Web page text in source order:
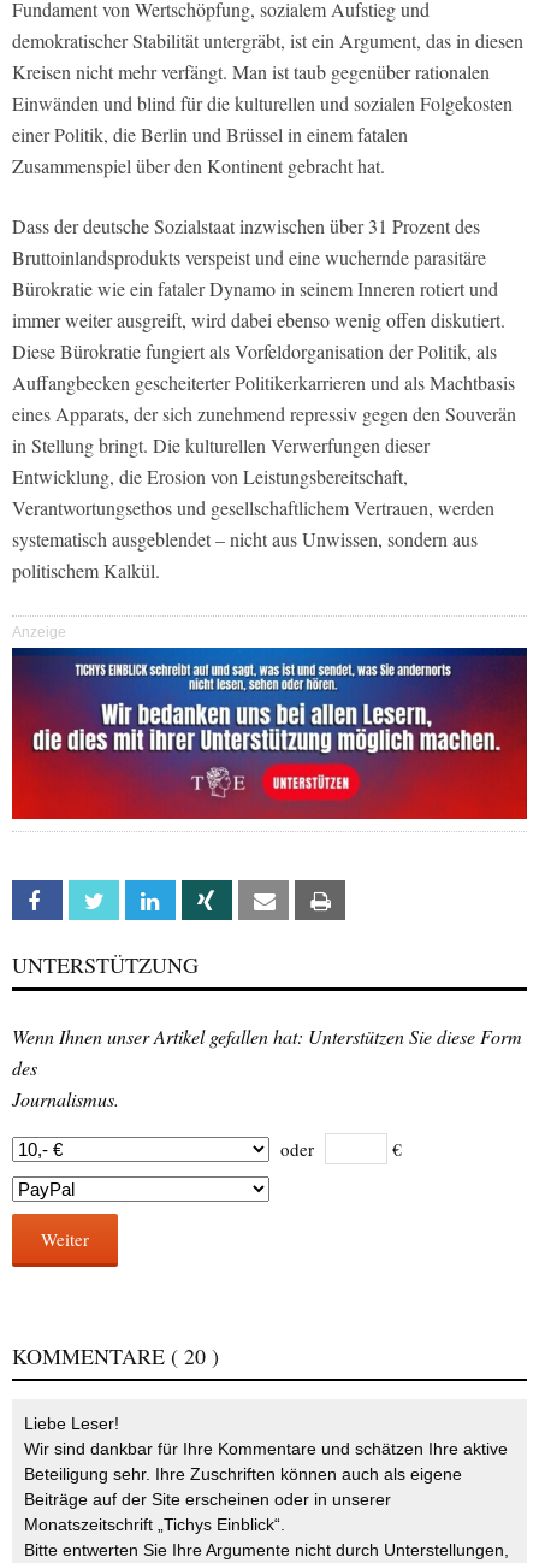
Fundament von Wertschöpfung, sozialem Aufstieg und
demokratischer Stabilität untergräbt, ist ein Argument, das in diesen
Kreisen nicht mehr verfängt. Man ist taub gegenüber rationalen
Einwänden und blind für die kulturellen und sozialen Folgekosten
einer Politik, die Berlin und Brüssel in einem fatalen
Zusammenspiel über den Kontinent gebracht hat.
Dass der deutsche Sozialstaat inzwischen über 31 Prozent des
Bruttoinlandsprodukts verspeist und eine wuchernde parasitäre
Bürokratie wie ein fataler Dynamo in seinem Inneren rotiert und
immer weiter ausgreift, wird dabei ebenso wenig offen diskutiert.
Diese Bürokratie fungiert als Vorfeldorganisation der Politik, als
Auffangbecken gescheiterter Politikerkarrieren und als Machtbasis
eines Apparats, der sich zunehmend repressiv gegen den Souverän
in Stellung bringt. Die kulturellen Verwerfungen dieser
Entwicklung, die Erosion von Leistungsbereitschaft,
Verantwortungsethos und gesellschaftlichem Vertrauen, werden
systematisch ausgeblendet – nicht aus Unwissen, sondern aus
politischem Kalkül.
Anzeige
Facebook Twitter Linkedin Xing Email
UNTERSTÜTZUNG
Wenn Ihnen unser Artikel gefallen hat: Unterstützen Sie diese Form
des
Journalismus.
oder €
Weiter
KOMMENTARE ( 20 )
Liebe Leser!
Wir sind dankbar für Ihre Kommentare und schätzen Ihre aktive
Beteiligung sehr. Ihre Zuschriften können auch als eigene
Beiträge auf der Site erscheinen oder in unserer
Monatszeitschrift „Tichys Einblick“.
Bitte entwerten Sie Ihre Argumente nicht durch Unterstellungen,